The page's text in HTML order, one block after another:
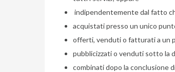
indipendentemente dal fatto
acquistati presso un unico
offerti, venduti o fatturati a un
pubblicizzati o venduti sotto la
combinati dopo la conclusione